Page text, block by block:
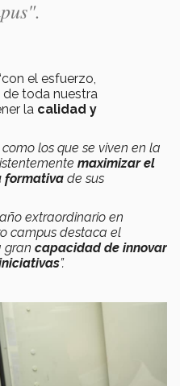
el esfuerzo,
toda nuestra
la calidad y
los que se viven en la
maximizar el
formativa de sus
extraordinario en
campus destaca el
gran capacidad de innovar
”.